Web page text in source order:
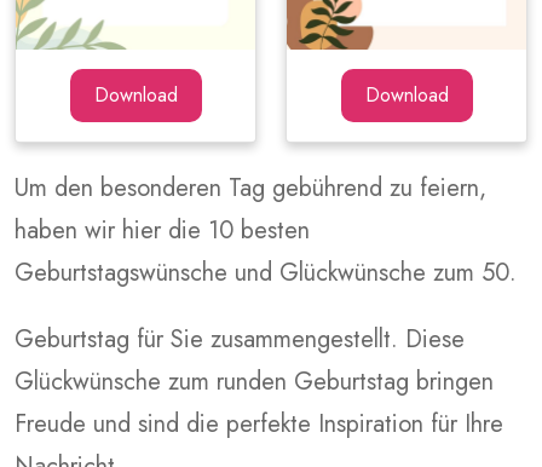
Download Download
Um den besonderen Tag gebührend zu feiern,
haben wir hier die 10 besten
Geburtstagswünsche und Glückwünsche zum 50.
Geburtstag für Sie zusammengestellt. Diese
Glückwünsche zum runden Geburtstag bringen
Freude und sind die perfekte Inspiration für Ihre